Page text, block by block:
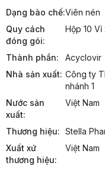
Dạng bào chế:Viên nén
Quy cách
đóng gói:
Hộp 10 Vỉ
Thành phần:
Acyclovir
Nhà sản xuất: Công ty
nhánh 1
Nước sản
xuất:
Việt Nam
Thương hiệu: Stella
Xuất xứ
thương hiệu:
Việt Nam